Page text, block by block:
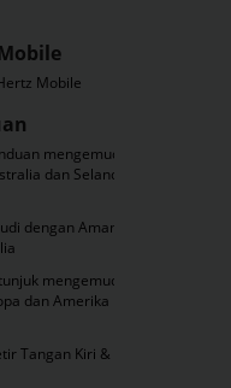
Mobile
mengemudi
dan Selandia
dengan Aman
mengemudi
dan Amerika
Tangan Kiri &